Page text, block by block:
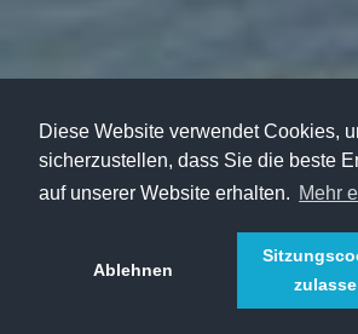
Diese Website verwendet Cookies,
sicherzustellen, dass Sie die beste
auf unserer Website erhalten. Mehr
Ablehnen